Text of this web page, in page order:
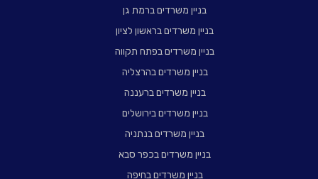
בניין משרדים ברמת גן
בניין משרדים בראשון לציון
בניין משרדים בפתח תקווה
בניין משרדים בהרצליה
בניין משרדים ברעננה
בניין משרדים בירושלים
בניין משרדים בנתניה
בניין משרדים בכפר סבא
בניין משרדים בחיפה